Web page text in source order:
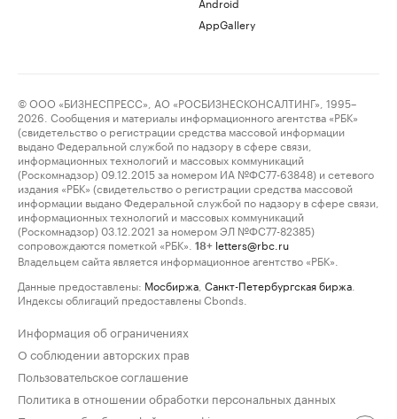
AppGallery
© ООО «БИЗНЕСПРЕСС», АО «РОСБИЗНЕСКОНСАЛТИНГ», 1995–
2026. Сообщения и материалы информационного агентства «РБК»
(свидетельство о регистрации средства массовой информации
выдано Федеральной службой по надзору в сфере связи,
информационных технологий и массовых коммуникаций
(Роскомнадзор) 09.12.2015 за номером ИА №ФС77-63848) и сетевого
издания «РБК» (свидетельство о регистрации средства массовой
информации выдано Федеральной службой по надзору в сфере связи,
информационных технологий и массовых коммуникаций
(Роскомнадзор) 03.12.2021 за номером ЭЛ №ФС77-82385)
сопровождаются пометкой «РБК».
18+ letters@rbc.ru
Владельцем сайта является информационное агентство «РБК».
Данные предоставлены: Мосбиржа Санкт-Петербургская биржа
Индексы облигаций предоставлены Cbonds.
Информация об ограничениях
О соблюдении авторских прав
Пользовательское соглашение
Политика в отношении обработки персональных данных